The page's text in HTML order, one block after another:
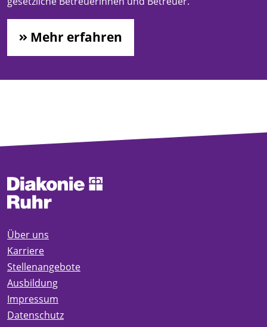
Mehr erfahren
Über uns
Karriere
Stellenangebote
Ausbildung
Impressum
Datenschutz